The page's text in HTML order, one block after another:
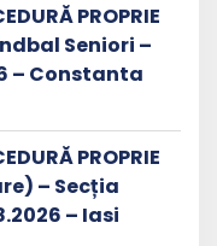
PROPRIE
Seniori –
– Constanta
PROPRIE
– Secția
– Iasi